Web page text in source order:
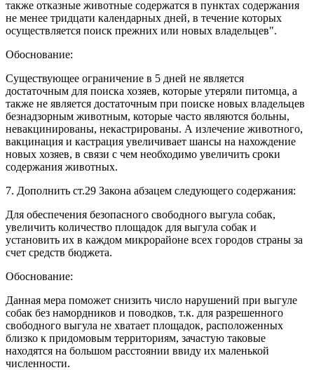
также отказные животные содержатся в пунктах содержания
не менее тридцати календарных дней, в течение которых
осуществляется поиск прежних или новых владельцев".
Обоснование:
Существующее ограничение в 5 дней не является
достаточным для поиска хозяев, которые утеряли питомца, а
также не является достаточным при поиске новых владельцев
безнадзорным животным, которые часто являются больны,
невакцинированы, некастрированы. А излечение животного,
вакцинация и кастрация увеличивает шансы на нахождение
новых хозяев, в связи с чем необходимо увеличить сроки
содержания животных.
7. Дополнить ст.29 Закона абзацем следующего содержания:
Для обеспечения безопасного свободного выгула собак,
увеличить количество площадок для выгула собак и
установить их в каждом микрорайоне всех городов страны за
счет средств бюджета.
Обоснование:
Данная мера поможет снизить число нарушений при выгуле
собак без намордников и поводков, т.к. для разрешенного
свободного выгула не хватает площадок, расположенных
близко к придомовым территориям, зачастую таковые
находятся на большом расстоянии ввиду их маленькой
численности.